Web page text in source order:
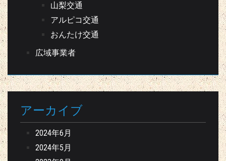
山梨交通
アルピコ交通
おんたけ交通
広域事業者
アーカイブ
2024年6月
2024年5月